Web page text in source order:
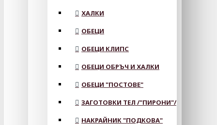
ХАЛКИ
ОБЕЦИ
ОБЕЦИ КЛИПС
ОБЕЦИ ОБРЪЧ И ХАЛКИ
ОБЕЦИ "ПОСТОВЕ"
ЗАГОТОВКИ ТЕЛ /"ПИРОНИ"/
НАКРАЙНИК "ПОДКОВА"